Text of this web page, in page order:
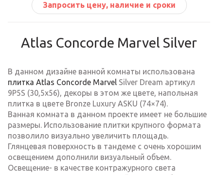
Запросить цену, наличие и сроки
Atlas Concorde Marvel Silver
В данном дизайне ванной комнаты использована
плитка Atlas Concorde Marvel Silver Dream артикул
9P5S (30,5х56), декоры в этом же цвете, напольная
плитка в цвете Bronze Luxury ASKU (74×74).
Ванная комната в данном проекте имеет не большие
размеры. Использование плитки крупного формата
позволило визуально увеличить площадь.
Глянцевая поверхность в тандеме с очень хорошим
освещением дополнили визуальный объем.
Освещение- в качестве контражурного света